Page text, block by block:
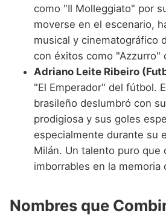
como "Il Molleggiato" por
moverse en el escenario,
musical y cinematográfico
con éxitos como "Azzurro"
Adriano Leite Ribeiro
"El Emperador" del fútbol.
brasileño deslumbró con
prodigiosa y sus goles
especialmente durante su
Milán. Un talento puro que
imborrables en la memoria
Nombres que